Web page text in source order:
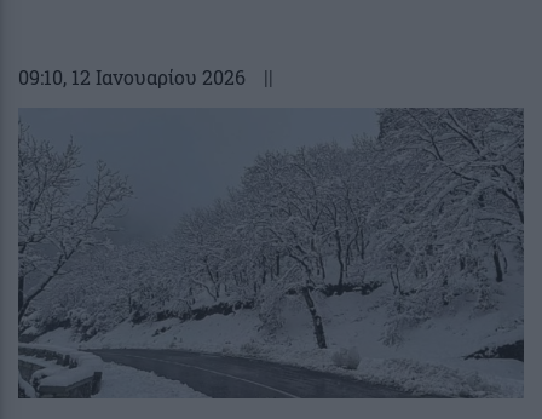
09:10, 12 Ιανουαρίου 2026 ||